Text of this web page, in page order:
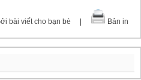
bài viết cho bạn bè | Bản in